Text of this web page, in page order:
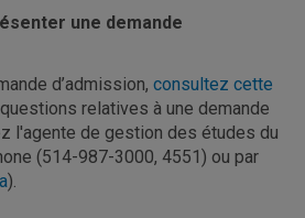
une demande
d’admission, consultez cette
relatives à une demande
l'agente de gestion des études du
(514-987-3000, 4551) ou par
).